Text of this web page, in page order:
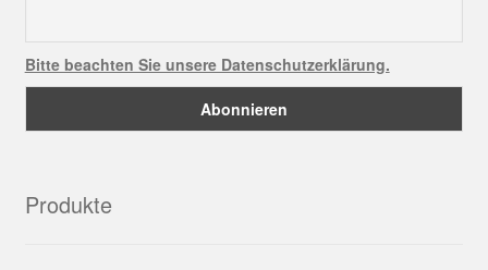
Bitte beachten Sie unsere Datenschutzerklärung.
Produkte